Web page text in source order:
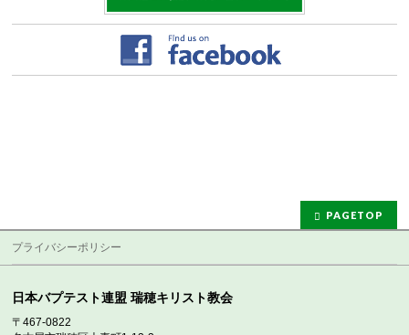
PAGETOP
プライバシーポリシー
日本バプテスト連盟 瑞穂キリスト教会
〒467-0822